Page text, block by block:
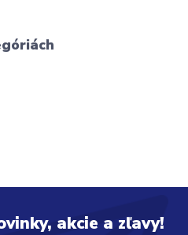
akcie a zľavy!